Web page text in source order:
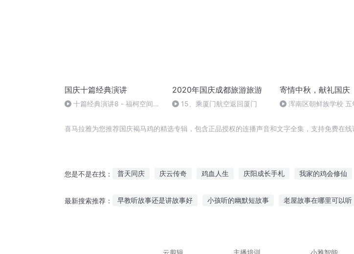
国庆十篇经典演讲
十篇经典演讲8 - 福柯空间回
2020年国庆成都旅游旅游
15、乘厦门航空返回厦门
寄情中秋，献礼国庆
浑南区朝鲜族学校 五
喜马拉雅为您推荐国庆褐马鸡的精选专辑，包含正品授权的连播声音和文字全集，支持免费在线
您是不是在找： 普天同庆 庆云传奇 鸡血人生 庆阳成长手札 我家的鸡会修仙
最新搜索推荐： 早教听故事还是讲故事好 小孩听的幽默短故事 老屋故事在哪里可以听
云剪辑
主播培训 小雅智能